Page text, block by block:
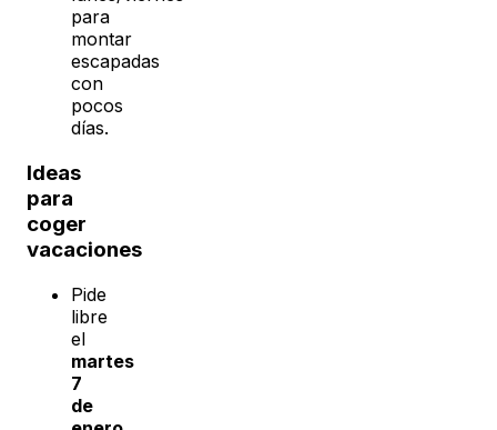
para
montar
escapadas
con
pocos
días.
Ideas
para
coger
vacaciones
Pide
libre
el
martes
7
de